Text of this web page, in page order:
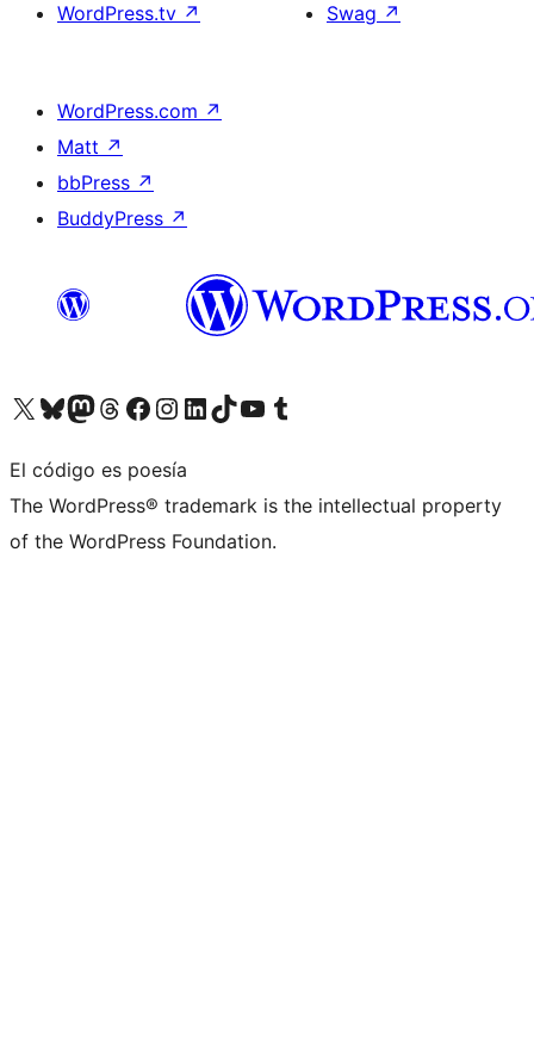
WordPress.tv ↗
Swag ↗
WordPress.com ↗
Matt ↗
bbPress ↗
BuddyPress ↗
Visita nuestra cuenta de X (anteriormente Twitter)
Visita nuestra cuenta de Bluesky
Visita nuestra cuenta de Mastodon
Visita nuestra cuenta de Threads
Visita nuestra página de Facebook
Visita nuestra cuenta de Instagram
Visita nuestra cuenta de LinkedIn
Visita nuestra cuenta de TikTok
Visita nuestro canal de YouTube
Visita nuestra cuenta de Tumblr
El código es poesía
The WordPress® trademark is the intellectual property
of the WordPress Foundation.